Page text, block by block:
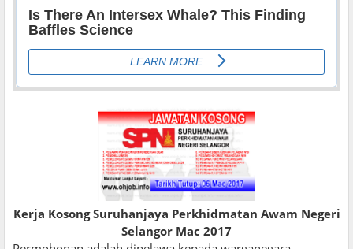
Kerja Kosong Suruhanjaya Perkhidmatan Awam Negeri
Selangor Mac 2017